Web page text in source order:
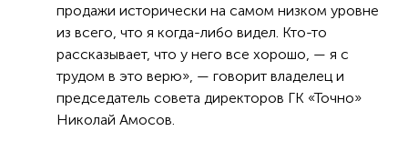
продажи исторически на самом низком уровне
из всего, что я когда-либо видел. Кто-то
рассказывает, что у него все хорошо, — я с
трудом в это верю», — говорит владелец и
председатель совета директоров ГК «Точно»
Николай Амосов.